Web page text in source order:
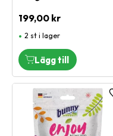
199,00 kr
2 st i lager